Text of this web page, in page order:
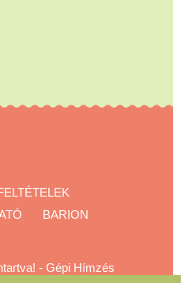
BARION
- Gépi Hímzés